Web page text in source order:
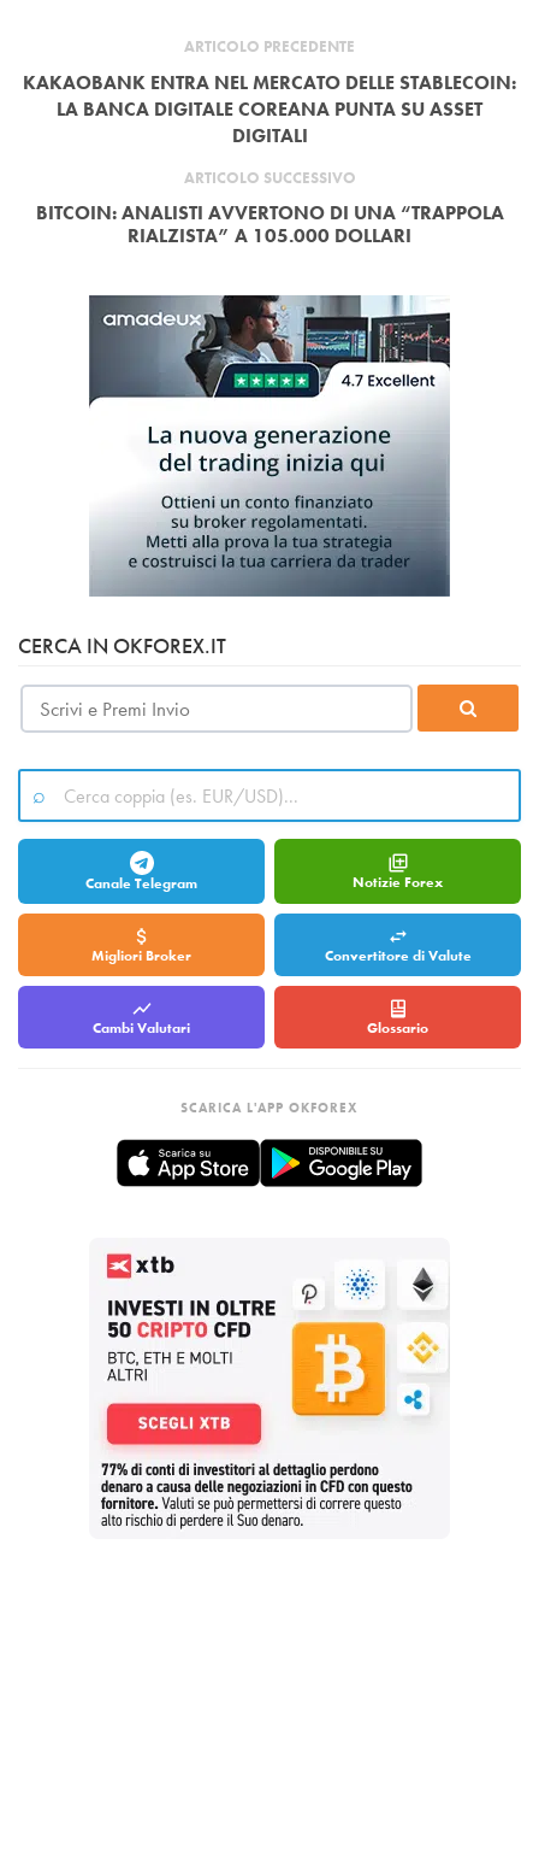
ARTICOLO PRECEDENTE
KAKAOBANK ENTRA NEL MERCATO DELLE STABLECOIN:
LA BANCA DIGITALE COREANA PUNTA SU ASSET
DIGITALI
ARTICOLO SUCCESSIVO
BITCOIN: ANALISTI AVVERTONO DI UNA “TRAPPOLA
RIALZISTA” A 105.000 DOLLARI
CERCA IN OKFOREX.IT
Canale Telegram Notizie Forex
Migliori Broker Convertitore di Valute
Cambi Valutari Glossario
SCARICA L'APP OKFOREX